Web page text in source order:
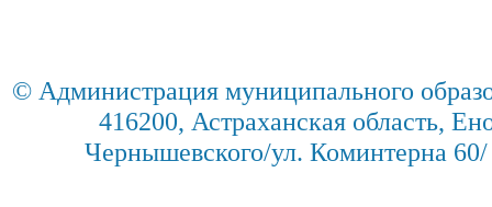
© Администрация муниципального
416200, Астраханская область,
Чернышевского/ул. Коминтерна